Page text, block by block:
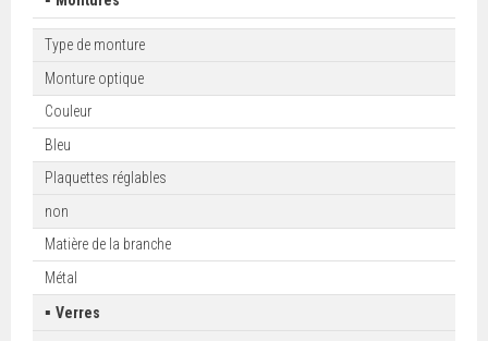
Type de monture
Monture optique
Couleur
Bleu
Plaquettes réglables
non
Matière de la branche
Métal
▪Verres